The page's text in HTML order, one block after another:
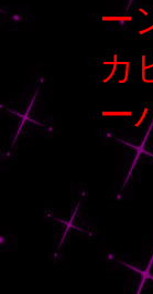
ー
カ
ー